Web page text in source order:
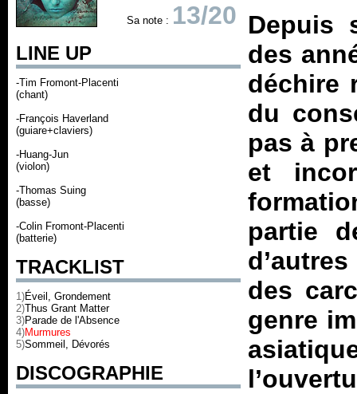
Sa note : 13/20
LINE UP
-Tim Fromont-Placenti
(chant)
-François Haverland
(guiare+claviers)
-Huang-Jun
(violon)
-Thomas Suing
(basse)
-Colin Fromont-Placenti
(batterie)
TRACKLIST
1)Éveil, Grondement
2)Thus Grant Matter
3)Parade de l'Absence
4)Murmures
5)Sommeil, Dévorés
DISCOGRAPHIE
Depuis
des
déchire
du
pas à
et
partie
des
genre